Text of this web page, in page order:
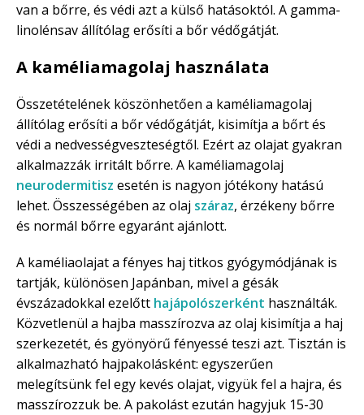
van a bőrre, és védi azt a külső hatásoktól. A gamma-
linolénsav állítólag erősíti a bőr védőgátját.
A kaméliamagolaj használata
Összetételének köszönhetően a kaméliamagolaj
állítólag erősíti a bőr védőgátját, kisimítja a bőrt és
védi a nedvességveszteségtől. Ezért az olajat gyakran
alkalmazzák irritált bőrre. A kaméliamagolaj
neurodermitisz esetén is nagyon jótékony hatású
lehet. Összességében az olaj száraz, érzékeny bőrre
és normál bőrre egyaránt ajánlott.
A kaméliaolajat a fényes haj titkos gyógymódjának is
tartják, különösen Japánban, mivel a gésák
évszázadokkal ezelőtt hajápolószerként használták.
Közvetlenül a hajba masszírozva az olaj kisimítja a haj
szerkezetét, és gyönyörű fényessé teszi azt. Tisztán is
alkalmazható hajpakolásként: egyszerűen
melegítsünk fel egy kevés olajat, vigyük fel a hajra, és
masszírozzuk be. A pakolást ezután hagyjuk 15-30